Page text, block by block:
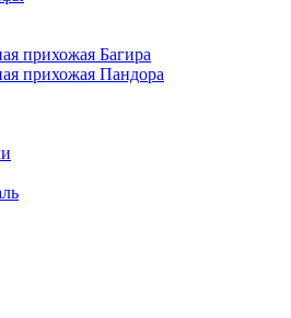
прихожая Багира
прихожая Пандора